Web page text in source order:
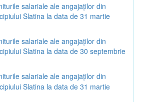
salariale ale angajaților din
Slatina la data de 31 martie
salariale ale angajaților din
Slatina la data de 30 septembrie
salariale ale angajaților din
Slatina la data de 31 martie